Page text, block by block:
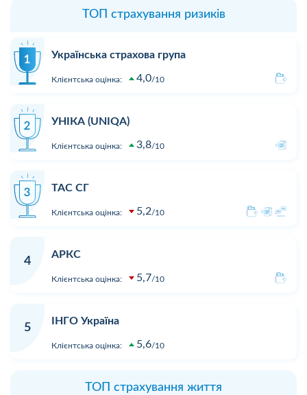
ТОП страхування ризиків
Українська страхова група
Клієнтська оцінка: 4,0 10
УНІКА (UNIQA)
Клієнтська оцінка: 3,8 10
ТАС СГ
Клієнтська оцінка: 5,2 10
4
АРКС
Клієнтська оцінка: 5,7 10
5
ІНГО Україна
Клієнтська оцінка: 5,6 10
ТОП страхування життя